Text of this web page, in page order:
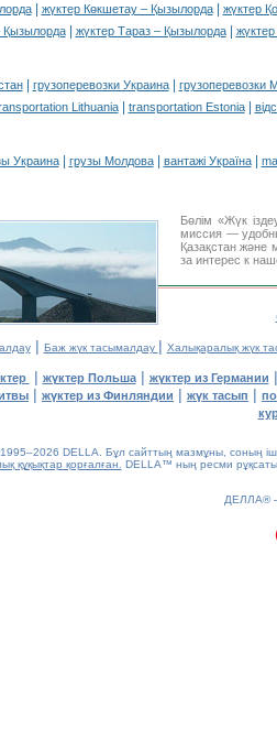
| жүктер Көкшетау – Қызылорда|
жүктер
Қызылорда| жүктер Тараз – Қызылорда|
| грузоперевозки Украина|
грузоперевозки
Lithuania| transportation Estonia|
Украина| грузы Молдова| вантажі Україна|
Бөлім «Жүк
миссия —
Қазақстан және
за интерес к
| Баж жүк тасымалдау | Халықаралық жүк
| жүктер Польша| жүктер из Германии
| жүктер из Финляндии | жүк тасып |
DELLA. Бұл сайттың мазмұны, соның
құқықтар қорғалған.
DELLA™ ның ресми
ДЕЛЛА®